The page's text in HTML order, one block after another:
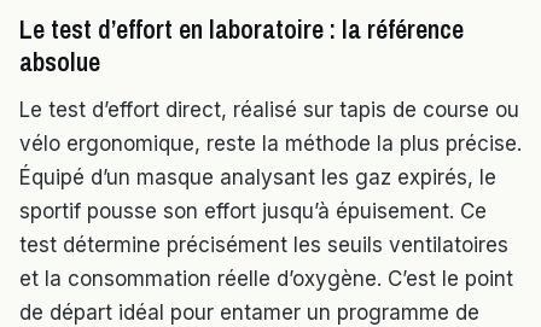
Le test d’effort en laboratoire : la référence
absolue
Le test d’effort direct, réalisé sur tapis de course ou
vélo ergonomique, reste la méthode la plus précise.
Équipé d’un masque analysant les gaz expirés, le
sportif pousse son effort jusqu’à épuisement. Ce
test détermine précisément les seuils ventilatoires
et la consommation réelle d’oxygène. C’est le point
de départ idéal pour entamer un programme de